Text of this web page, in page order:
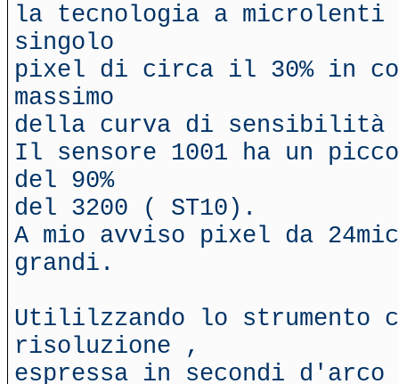
la tecnologia a
singolo
pixel di circa il 30% in
massimo
della curva di sensibilità
Il sensore 1001 ha un
del 90%
del 3200 ( ST10).
A mio avviso pixel da
grandi.
Utililzzando lo strumento
risoluzione ,
espressa in secondi